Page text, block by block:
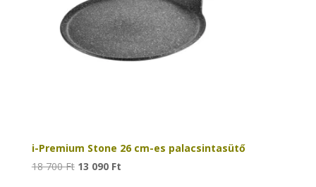
i-Premium Stone 26 cm-es palacsintasütő
18 700Ft Original
13 090 FtCurrent